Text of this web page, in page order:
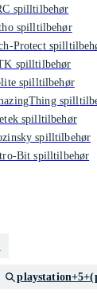
spilltilbehør
spilltilbehør
Protect
spilltilbehør
spilltilbehør
spilltilbehør
spilltilbehør
Bit spilltilbehør